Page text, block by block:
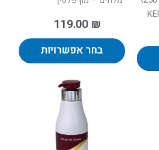
119.00 ₪
בחר אפשרויות